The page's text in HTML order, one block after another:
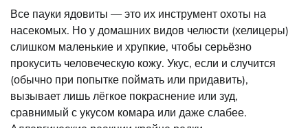
Все пауки ядовиты — это их инструмент охоты на
насекомых. Но у домашних видов челюсти (хелицеры)
слишком маленькие и хрупкие, чтобы серьёзно
прокусить человеческую кожу. Укус, если и случится
(обычно при попытке поймать или придавить),
вызывает лишь лёгкое покраснение или зуд,
сравнимый с укусом комара или даже слабее.